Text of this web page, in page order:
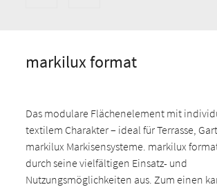
markilux format
Das modulare Flächenelement mit
textilem Charakter – ideal für Terrasse,
markilux Markisensysteme. markilux
durch seine vielfältigen Einsatz- und
Nutzungsmöglichkeiten aus. Zum einen